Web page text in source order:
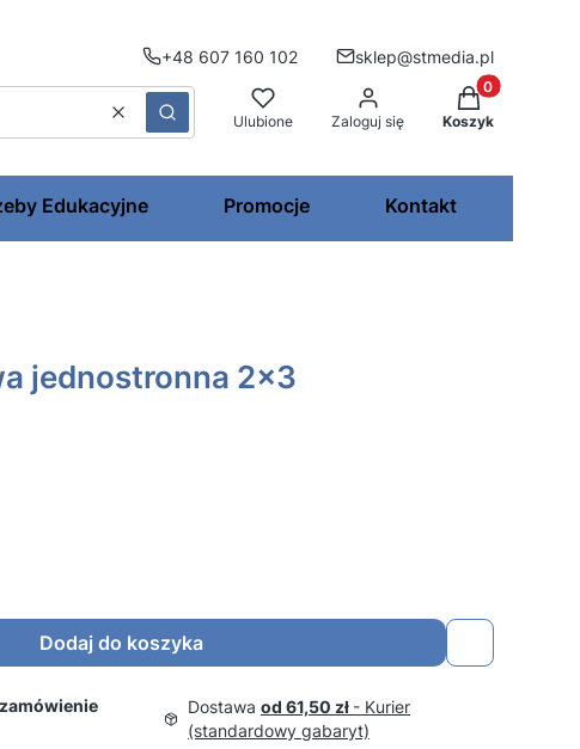
+48 607 160 102 sklep@stmedia.pl
WyczyśćSzukaj Ulubione Zaloguj się
Produkty w
Koszyk
Edukacyjne Promocje Kontakt
jednostronna 2x3
Dodaj do koszyka
Dostawa od 61,50 zł - Kurier
(standardowy gabaryt)